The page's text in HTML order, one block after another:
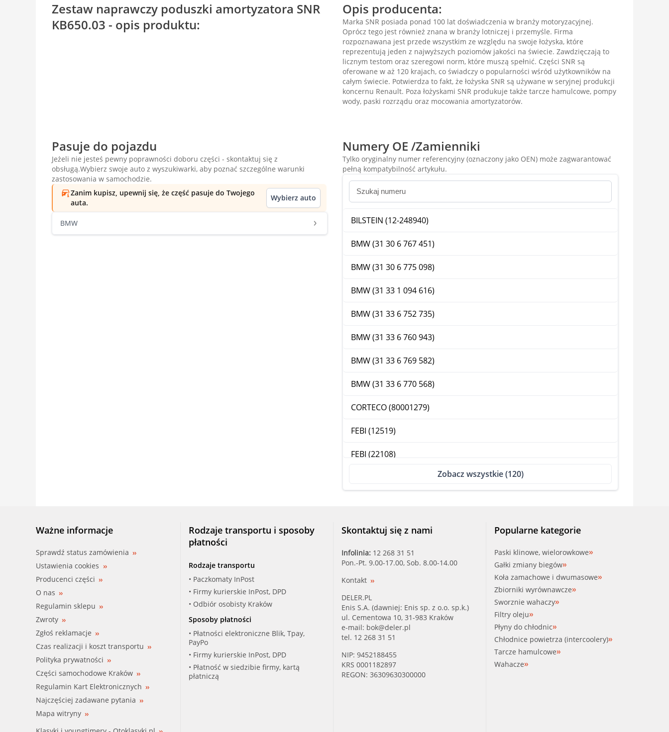
Zestaw naprawczy poduszki amortyzatora SNR
KB650.03 - opis produktu:
Opis producenta:
Marka SNR posiada ponad 100 lat doświadczenia w branży motoryzacyjnej.
Oprócz tego jest również znana w branży lotniczej i przemyśle. Firma
rozpoznawana jest przede wszystkim ze względu na swoje łożyska, które
reprezentują jeden z najwyższych poziomów jakości na świecie. Zawdzięczają to
licznym testom oraz szeregowi norm, które muszą spełnić. Części SNR są
oferowane w aż 120 krajach, co świadczy o popularności wśród użytkowników na
całym świecie. Potwierdza to fakt, że łożyska SNR są używane w seryjnej produkcji
koncernu Renault. Poza łożyskami SNR produkuje także tarcze hamulcowe, pompy
wody, paski rozrządu oraz mocowania amortyzatorów.
Pasuje do pojazdu
Jeżeli nie jesteś pewny poprawności doboru części - skontaktuj się z
obsługą.Wybierz swoje auto z wyszukiwarki, aby poznać szczególne warunki
zastosowania w samochodzie.
Zanim kupisz, upewnij się, że część pasuje do Twojego
auta.
Wybierz auto
BMW
Numery OE /Zamienniki
Tylko oryginalny numer referencyjny (oznaczony jako OEN) może zagwarantować
pełną kompatybilność artykułu.
BILSTEIN (12-248940)
BMW (31 30 6 767 451)
BMW (31 30 6 775 098)
BMW (31 33 1 094 616)
BMW (31 33 6 752 735)
BMW (31 33 6 760 943)
BMW (31 33 6 769 582)
BMW (31 33 6 770 568)
CORTECO (80001279)
FEBI (12519)
FEBI (22108)
GABRIEL (G35469)
GABRIEL (G35470)
GABRIEL (G35474)
GABRIEL (GK379)
HUTCHINSON (200058)
HUTCHINSON (KS170)
Zobacz wszystkie (120)
Ważne informacje
Sprawdź status zamówienia
Ustawienia cookies
Producenci części
O nas
Regulamin sklepu
Zwroty
Zgłoś reklamacje
Czas realizacji i koszt transportu
Polityka prywatności
Części samochodowe Kraków
Regulamin Kart Elektronicznych
Najczęściej zadawane pytania
Mapa witryny
Rodzaje transportu i sposoby
płatności
Rodzaje transportu
• Paczkomaty InPost
• Firmy kurierskie InPost, DPD
• Odbiór osobisty Kraków
Sposoby płatności
• Płatności elektroniczne Blik, Tpay,
PayPo
• Firmy kurierskie InPost, DPD
• Płatność w siedzibie firmy, kartą
płatniczą
Skontaktuj się z nami
Infolinia: 12 268 31 51
Pon.-Pt. 9.00-17.00, Sob. 8.00-14.00
Kontakt
DELER.PL
Enis S.A. (dawniej: Enis sp. z o.o. sp.k.)
ul. Cementowa 10, 31-983 Kraków
e-mail: bok@deler.pl
tel. 12 268 31 51
NIP: 9452188455
KRS 0001182897
REGON: 36309630300000
Popularne kategorie
Paski klinowe, wielorowkowe
Gałki zmiany biegów
Koła zamachowe i dwumasowe
Zbiorniki wyrównawcze
Sworznie wahaczy
Filtry oleju
Płyny do chłodnic
Chłodnice powietrza (intercoolery)
Tarcze hamulcowe
Wahacze